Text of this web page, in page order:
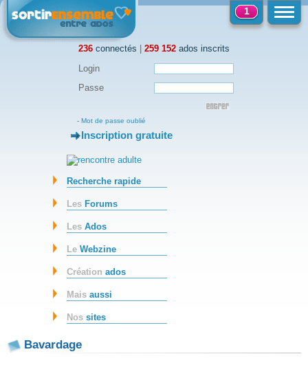
236 connectés | 259 152 ados inscrits
1
Login
Passe
- Mot de passe oublié
-Inscription gratuite
Recherche rapide
Les Forums
LesAdos
LeWebzine
Créationados
Maisaussi
Nossites
Bavardage